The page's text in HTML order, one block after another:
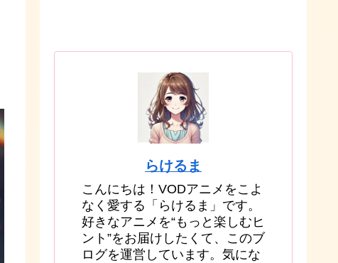
らけるま
こんにちは！VODアニメをこよ
なく愛する「らけるま」です。
好きなアニメを“もっと楽しむヒ
ント”をお届けしたくて、このブ
ログを運営しています。気にな